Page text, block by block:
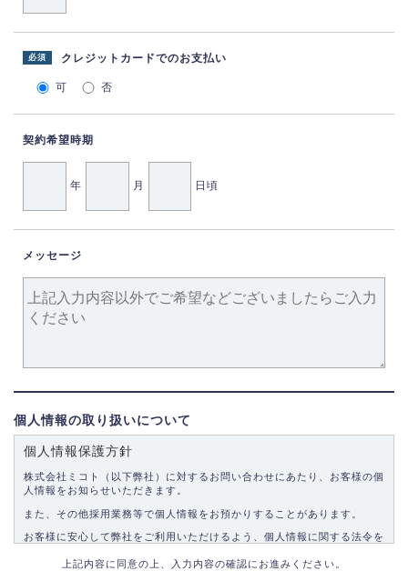
クレジットカードでのお支払い
必須
可 否
契約希望時期
年 月 日頃
メッセージ
個人情報の取り扱いについて
個人情報保護方針
株式会社ミコト（以下弊社）に対するお問い合わせにあたり、お客様の個
人情報をお知らせいただきます。
また、その他採用業務等で個人情報をお預かりすることがあります。
お客様に安心して弊社をご利用いただけるよう、個人情報に関する法令を
上記内容に同意の上、入力内容の確認にお進みください。